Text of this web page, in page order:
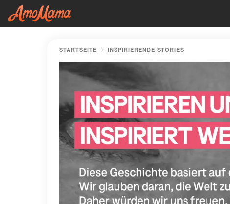
STARTSEITE INSPIRIERENDE STORIES